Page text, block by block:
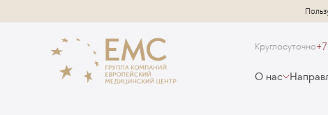
Круглосуточно
О нас